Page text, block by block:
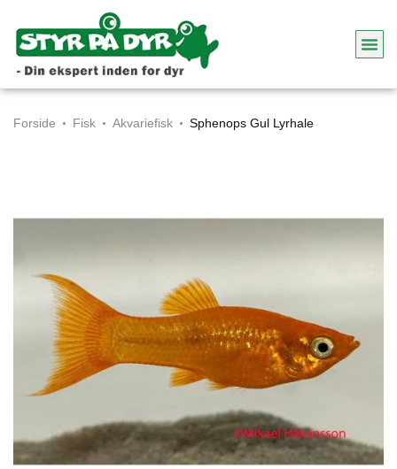
Forside Fisk Akvariefisk Sphenops Gul Lyrhale